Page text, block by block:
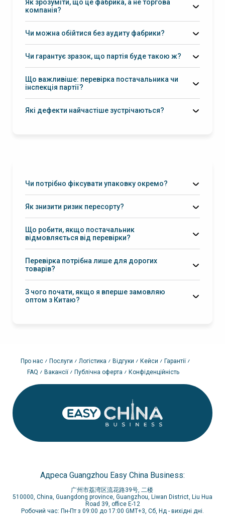
Як зрозуміти, що це фабрика, а не торгова
компанія?
Чи можна обійтися без аудиту фабрики?
Чи гарантує зразок, що партія буде такою ж?
Що важливіше: перевірка постачальника чи
інспекція партії?
Які дефекти найчастіше зустрічаються?
Чи потрібно фіксувати упаковку окремо?
Як знизити ризик пересорту?
Що робити, якщо постачальник
відмовляється від перевірки?
Перевірка потрібна лише для дорогих
товарів?
З чого почати, якщо я вперше замовляю
оптом з Китаю?
Адреса Guangzhou Easy China Business:
广州市荔湾区流花路39号, 二楼
510000, China, Guangdong province, Guangzhou, Liwan District, Liu Hua
Road 39, office E-12
Робочий час: Пн-Пт з 09:00 до 17:00 GMT+3, Сб, Нд - вихідні дні.
Про нас Послуги Логістика Відгуки Кейси
Гарантії
FAQ
Вакансії Публічна оферта Конфіденційність